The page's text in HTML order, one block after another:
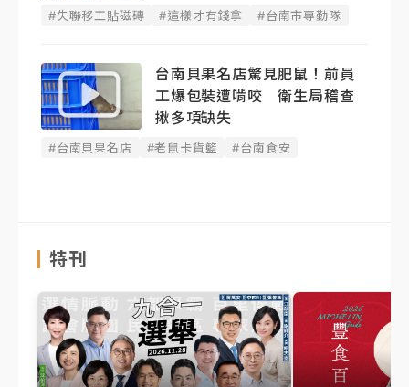
#失聯移工貼磁磚 #這樣才有錢拿 #台南市專勤隊
台南貝果名店驚見肥鼠！前員
工爆包裝遭啃咬 衛生局稽查
揪多項缺失
#台南貝果名店 #老鼠卡貨籃 #台南食安
特刊